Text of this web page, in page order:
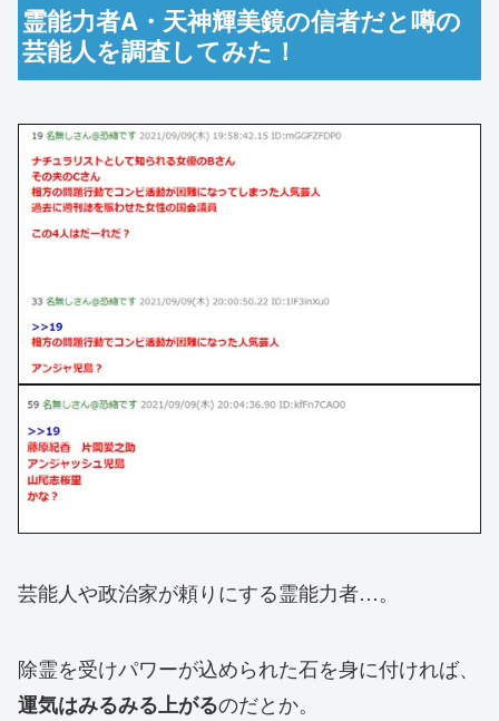
霊能力者A・天神輝美鏡の信者だと噂の
芸能人を調査してみた！
芸能人や政治家が頼りにする霊能力者…。
除霊を受けパワーが込められた石を身に付ければ、
運気はみるみる上がるのだとか。